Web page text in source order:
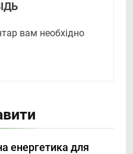
вам необхідно
енергетика для